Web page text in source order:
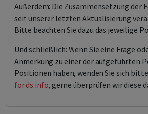
Außerdem: Die Zusammensetzung der
seit unserer letzten Aktualisierung
Bitte beachten Sie dazu das jeweilige
Und schließlich: Wenn Sie eine Frage
Anmerkung zu einer der aufgeführten
Positionen haben, wenden Sie sich
fonds.info, gerne überprüfen wir diese